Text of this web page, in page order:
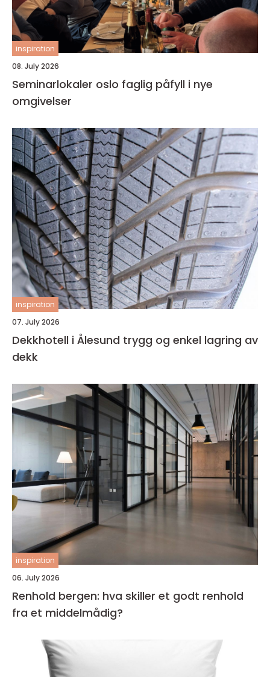
inspiration
08. July 2026
Seminarlokaler oslo faglig påfyll i nye
omgivelser
inspiration
07. July 2026
Dekkhotell i Ålesund trygg og enkel lagring av
dekk
inspiration
06. July 2026
Renhold bergen: hva skiller et godt renhold
fra et middelmådig?